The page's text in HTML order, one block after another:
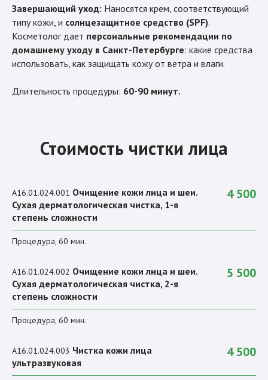
Завершающий уход: Наносятся крем, соответствующий
типу кожи, и солнцезащитное средство (SPF).
Косметолог дает персональные рекомендации по
домашнему уходу в Санкт-Петербурге: какие средства
использовать, как защищать кожу от ветра и влаги.
Длительность процедуры: 60-90 минут.
Стоимость чистки лица
A16.01.024.001 Очищение кожи лица и шеи.
Сухая дерматологическая чистка, 1-я
степень сложности
4 500
Процедура, 60 мин.
A16.01.024.002 Очищение кожи лица и шеи.
Сухая дерматологическая чистка, 2-я
степень сложности
5 500
Процедура, 60 мин.
A16.01.024.003 Чистка кожи лица
ультразвуковая
4 500